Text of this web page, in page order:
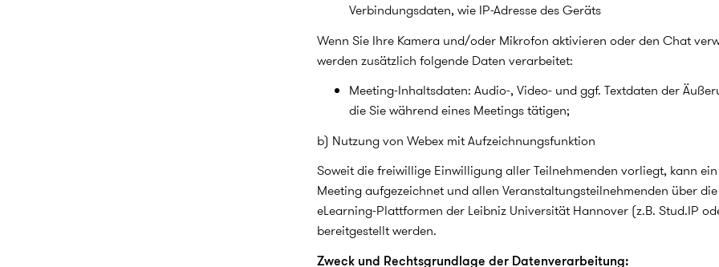
Verbindungsdaten, wie IP-Adresse des Geräts
Wenn Sie Ihre Kamera und/oder Mikrofon aktivieren oder den Chat
werden zusätzlich folgende Daten verarbeitet:
Meeting-Inhaltsdaten: Audio-, Video- und ggf. Textdaten der
die Sie während eines Meetings tätigen;
b) Nutzung von Webex mit Aufzeichnungsfunktion
Soweit die freiwillige Einwilligung aller Teilnehmenden vorliegt, kann ein
Meeting aufgezeichnet und allen Veranstaltungsteilnehmenden über die
eLearning-Plattformen der Leibniz Universität Hannover (z.B. Stud.IP
bereitgestellt werden.
Zweck und Rechtsgrundlage der Datenverarbeitung: